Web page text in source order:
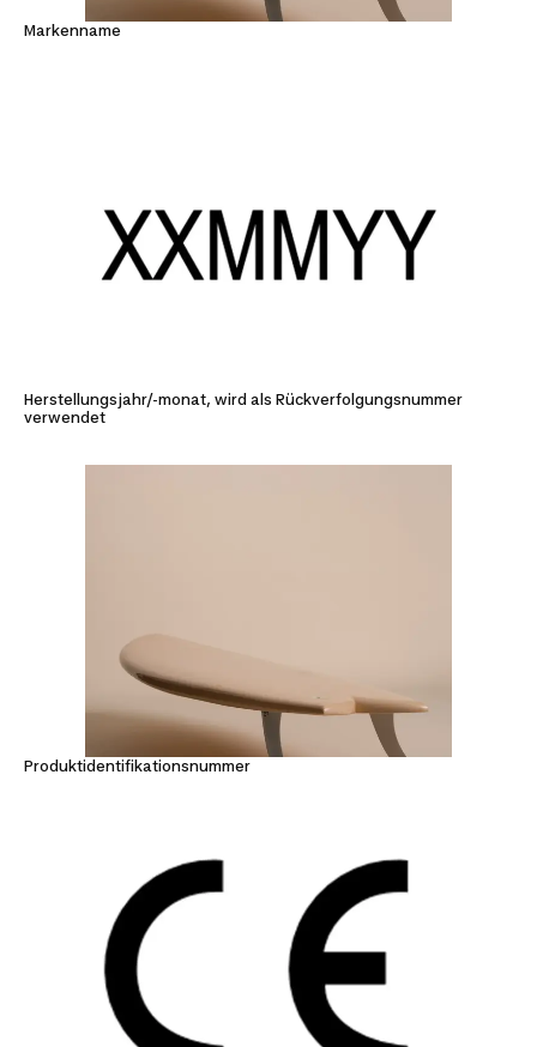
Markenname
Herstellungsjahr/-monat, wird als Rückverfolgungsnummer
verwendet
Produktidentifikationsnummer